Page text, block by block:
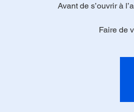
Avant de s’ouvrir à
Faire de